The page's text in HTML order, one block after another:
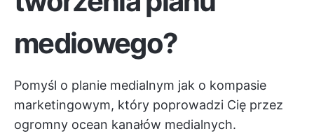
mediowego?
Pomyśl o planie medialnym jak o kompasie
marketingowym, który poprowadzi Cię przez
ogromny ocean kanałów medialnych.